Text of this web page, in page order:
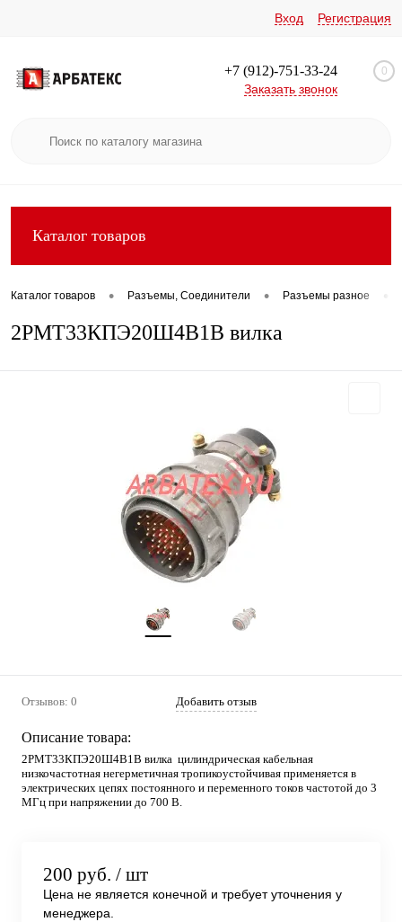
Вход Регистрация
+7 (912)-751-33-24
Заказать звонок
0
Каталог товаров
Каталог товаров • Разъемы, Соединители • Разъемы разное
2РМТ33КПЭ20Ш4В1В вилка
Отзывов: 0 Добавить отзыв
Описание товара:
2РМТ33КПЭ20Ш4В1В вилка цилиндрическая кабельная
низкочастотная негерметичная тропикоустойчивая применяется в
электрических цепях постоянного и переменного токов частотой до 3
МГц при напряжении до 700 В.
200 руб. / шт
Цена не является конечной и требует уточнения у
менеджера.